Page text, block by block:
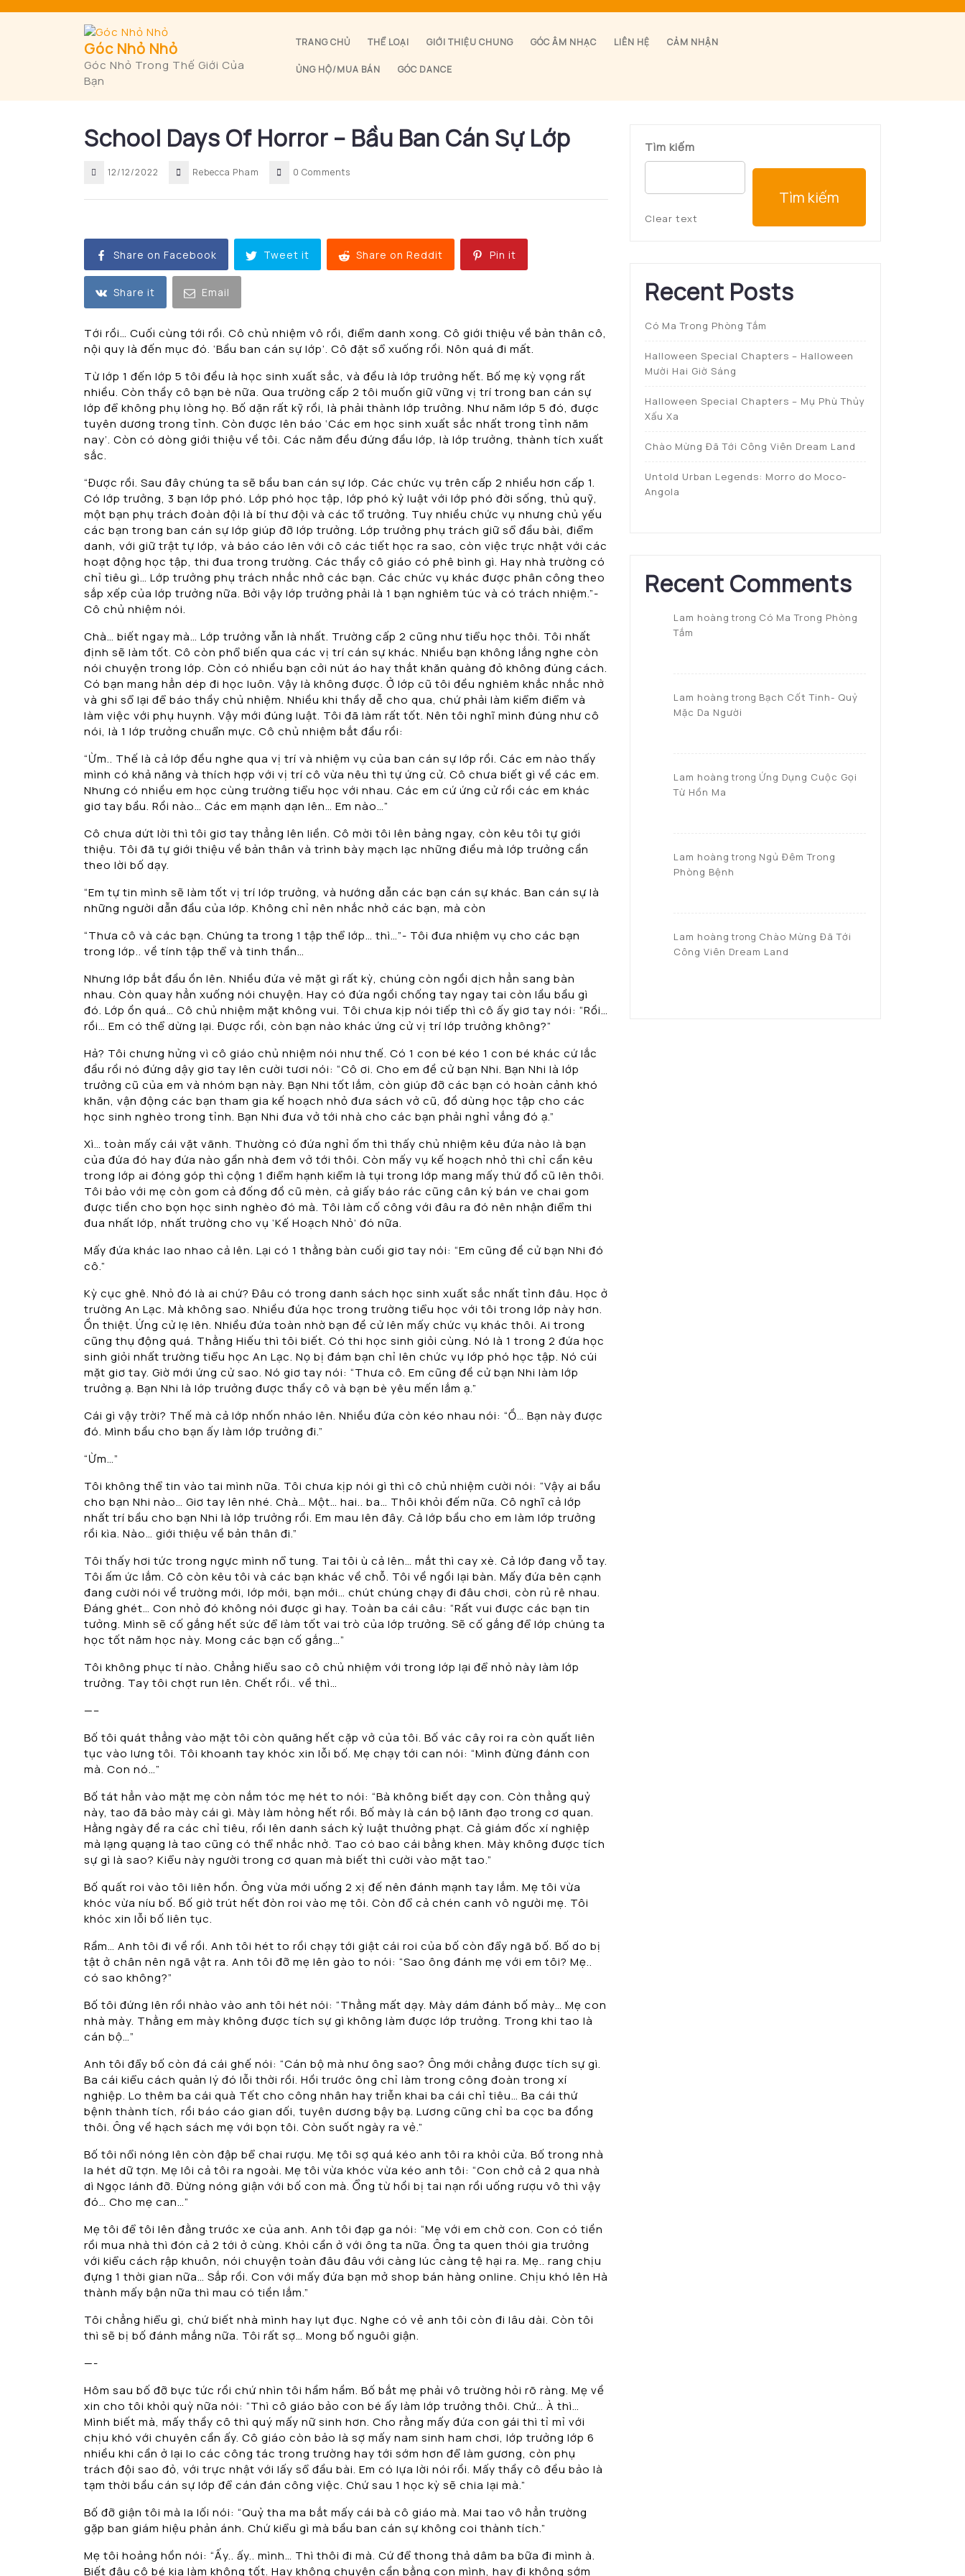
Góc Nhỏ Nhỏ
Góc Nhỏ Trong Thế Giới Của
Bạn
TRANG CHỦ THỂ LOẠI GIỚI THIỆU CHUNG GÓC ÂM NHẠC LIÊN HỆ CẢM NHẬN
ỦNG HỘ/MUA BÁN GÓC DANCE
School Days Of Horror – Bầu Ban Cán Sự Lớp
12/12/2022 Rebecca Pham 0 Comments
Share on Facebook Tweet it Share on Reddit Pin it
Share it Email
Tới rồi… Cuối cùng tới rồi. Cô chủ nhiệm vô rồi, điểm danh xong. Cô giới thiệu về bản thân cô,
nội quy là đến mục đó. ‘Bầu ban cán sự lớp’. Cô đặt sổ xuống rồi. Nôn quá đi mất.
Từ lớp 1 đến lớp 5 tôi đều là học sinh xuất sắc, và đều là lớp trưởng hết. Bố mẹ kỳ vọng rất
nhiều. Còn thầy cô bạn bè nữa. Qua trường cấp 2 tôi muốn giữ vững vị trí trong ban cán sự
lớp để không phụ lòng họ. Bố dặn rất kỹ rồi, là phải thành lớp trưởng. Như năm lớp 5 đó, được
tuyên dương trong tỉnh. Còn được lên báo ‘Các em học sinh xuất sắc nhất trong tỉnh năm
nay’. Còn có dòng giới thiệu về tôi. Các năm đều đứng đầu lớp, là lớp trưởng, thành tích xuất
sắc.
“Được rồi. Sau đây chúng ta sẽ bầu ban cán sự lớp. Các chức vụ trên cấp 2 nhiều hơn cấp 1.
Có lớp trưởng, 3 bạn lớp phó. Lớp phó học tập, lớp phó kỷ luật với lớp phó đời sống, thủ quỹ,
một bạn phụ trách đoàn đội là bí thư đội và các tổ trưởng. Tuy nhiều chức vụ nhưng chủ yếu
các bạn trong ban cán sự lớp giúp đỡ lớp trưởng. Lớp trưởng phụ trách giữ sổ đầu bài, điểm
danh, với giữ trật tự lớp, và báo cáo lên với cô các tiết học ra sao, còn việc trực nhật với các
hoạt động học tập, thi đua trong trường. Các thầy cô giáo có phê bình gì. Hay nhà trường có
chỉ tiêu gì… Lớp trưởng phụ trách nhắc nhở các bạn. Các chức vụ khác được phân công theo
sắp xếp của lớp trưởng nữa. Bởi vậy lớp trưởng phải là 1 bạn nghiêm túc và có trách nhiệm.”-
Cô chủ nhiệm nói.
Chà… biết ngay mà… Lớp trưởng vẫn là nhất. Trường cấp 2 cũng như tiểu học thôi. Tôi nhất
định sẽ làm tốt. Cô còn phổ biến qua các vị trí cán sự khác. Nhiều bạn không lắng nghe còn
nói chuyện trong lớp. Còn có nhiều bạn cởi nút áo hay thắt khăn quàng đỏ không đúng cách.
Có bạn mang hẳn dép đi học luôn. Vậy là không được. Ở lớp cũ tôi đều nghiêm khắc nhắc nhở
và ghi sổ lại để báo thầy chủ nhiệm. Nhiều khi thầy dễ cho qua, chứ phải làm kiểm điểm và
làm việc với phụ huynh. Vậy mới đúng luật. Tôi đã làm rất tốt. Nên tôi nghĩ mình đúng như cô
nói, là 1 lớp trưởng chuẩn mực. Cô chủ nhiệm bắt đầu rồi:
“Ừm.. Thế là cả lớp đều nghe qua vị trí và nhiệm vụ của ban cán sự lớp rồi. Các em nào thấy
mình có khả năng và thích hợp với vị trí cô vừa nêu thì tự ứng cử. Cô chưa biết gì về các em.
Nhưng có nhiều em học cùng trường tiểu học với nhau. Các em cứ ứng cử rồi các em khác
giơ tay bầu. Rồi nào… Các em mạnh dạn lên… Em nào…”
Cô chưa dứt lời thì tôi giơ tay thẳng lên liền. Cô mời tôi lên bảng ngay, còn kêu tôi tự giới
thiệu. Tôi đã tự giới thiệu về bản thân và trình bày mạch lạc những điều mà lớp trưởng cần
theo lời bố dạy.
“Em tự tin mình sẽ làm tốt vị trí lớp trưởng, và hướng dẫn các bạn cán sự khác. Ban cán sự là
những người dẫn đầu của lớp. Không chỉ nên nhắc nhở các bạn, mà còn
“Thưa cô và các bạn. Chúng ta trong 1 tập thể lớp… thì…”- Tôi đưa nhiệm vụ cho các bạn
trong lớp.. về tính tập thể và tinh thần…
Nhưng lớp bắt đầu ồn lên. Nhiều đứa vẻ mặt gì rất kỳ, chúng còn ngồi dịch hẳn sang bàn
nhau. Còn quay hẳn xuống nói chuyện. Hay có đứa ngồi chống tay ngay tai còn lầu bầu gì
đó. Lớp ồn quá… Cô chủ nhiệm mặt không vui. Tôi chưa kịp nói tiếp thì cô ấy giơ tay nói: “Rồi…
rồi… Em có thể dừng lại. Được rồi, còn bạn nào khác ứng cử vị trí lớp trưởng không?”
Hả? Tôi chưng hửng vì cô giáo chủ nhiệm nói như thế. Có 1 con bé kéo 1 con bé khác cứ lắc
đầu rồi nó đứng dậy giơ tay lên cười tươi nói: “Cô ơi. Cho em đề cử bạn Nhi. Bạn Nhi là lớp
trưởng cũ của em và nhóm bạn này. Bạn Nhi tốt lắm, còn giúp đỡ các bạn có hoàn cảnh khó
khăn, vận động các bạn tham gia kế hoạch nhỏ đưa sách vở cũ, đồ dùng học tập cho các
học sinh nghèo trong tỉnh. Bạn Nhi đưa vở tới nhà cho các bạn phải nghỉ vắng đó ạ.”
Xì… toàn mấy cái vặt vãnh. Thường có đứa nghỉ ốm thì thấy chủ nhiệm kêu đứa nào là bạn
của đứa đó hay đứa nào gần nhà đem vở tới thôi. Còn mấy vụ kế hoạch nhỏ thì chỉ cần kêu
trong lớp ai đóng góp thì cộng 1 điểm hạnh kiểm là tụi trong lớp mang mấy thứ đồ cũ lên thôi.
Tôi bảo với mẹ còn gom cả đống đồ cũ mèn, cả giấy báo rác cũng cân ký bán ve chai gom
được tiền cho bọn học sinh nghèo đó mà. Tôi làm cố công với đâu ra đó nên nhận điểm thi
đua nhất lớp, nhất trường cho vụ ‘Kế Hoạch Nhỏ’ đó nữa.
Mấy đứa khác lao nhao cả lên. Lại có 1 thằng bàn cuối giơ tay nói: “Em cũng đề cử bạn Nhi đó
cô.”
Kỳ cục ghê. Nhỏ đó là ai chứ? Đâu có trong danh sách học sinh xuất sắc nhất tỉnh đâu. Học ở
trường An Lạc. Mà không sao. Nhiều đứa học trong trường tiểu học với tôi trong lớp này hơn.
Ồn thiệt. Ứng cử lẹ lên. Nhiều đứa toàn nhờ bạn đề cử lên mấy chức vụ khác thôi. Ai trong
cũng thụ động quá. Thằng Hiếu thì tôi biết. Có thi học sinh giỏi cùng. Nó là 1 trong 2 đứa học
sinh giỏi nhất trường tiểu học An Lạc. Nọ bị đám bạn chỉ lên chức vụ lớp phó học tập. Nó cúi
mặt giơ tay. Giờ mới ứng cử sao. Nó giơ tay nói: “Thưa cô. Em cũng đề cử bạn Nhi làm lớp
trưởng ạ. Bạn Nhi là lớp trưởng được thầy cô và bạn bè yêu mến lắm ạ.”
Cái gì vậy trời? Thế mà cả lớp nhốn nháo lên. Nhiều đứa còn kéo nhau nói: “Ồ… Bạn này được
đó. Mình bầu cho bạn ấy làm lớp trưởng đi.”
“Ừm…”
Tôi không thể tin vào tai mình nữa. Tôi chưa kịp nói gì thì cô chủ nhiệm cười nói: “Vậy ai bầu
cho bạn Nhi nào… Giơ tay lên nhé. Chà… Một… hai.. ba… Thôi khỏi đếm nữa. Cô nghĩ cả lớp
nhất trí bầu cho bạn Nhi là lớp trưởng rồi. Em mau lên đây. Cả lớp bầu cho em làm lớp trưởng
rồi kìa. Nào… giới thiệu về bản thân đi.”
Tôi thấy hơi tức trong ngực mình nổ tung. Tai tôi ù cả lên… mắt thì cay xè. Cả lớp đang vỗ tay.
Tôi ấm ức lắm. Cô còn kêu tôi và các bạn khác về chỗ. Tôi về ngồi lại bàn. Mấy đứa bên cạnh
đang cười nói về trường mới, lớp mới, bạn mới… chút chúng chạy đi đâu chơi, còn rủ rê nhau.
Đáng ghét… Con nhỏ đó không nói được gì hay. Toàn ba cái câu: “Rất vui được các bạn tin
tưởng. Mình sẽ cố gắng hết sức để làm tốt vai trò của lớp trưởng. Sẽ cố gắng để lớp chúng ta
học tốt năm học này. Mong các bạn cố gắng…”
Tôi không phục tí nào. Chẳng hiểu sao cô chủ nhiệm với trong lớp lại để nhỏ này làm lớp
trưởng. Tay tôi chợt run lên. Chết rồi.. về thì…
—–
Bố tôi quát thẳng vào mặt tôi còn quăng hết cặp vở của tôi. Bố vác cây roi ra còn quất liên
tục vào lưng tôi. Tôi khoanh tay khóc xin lỗi bố. Mẹ chạy tới can nói: “Mình đừng đánh con
mà. Con nó…”
Bố tát hẳn vào mặt mẹ còn nắm tóc mẹ hét to nói: “Bà không biết dạy con. Còn thằng quỷ
này, tao đã bảo mày cái gì. Mày làm hỏng hết rồi. Bố mày là cán bộ lãnh đạo trong cơ quan.
Hằng ngày đề ra các chỉ tiêu, rồi lên danh sách kỷ luật thưởng phạt. Cả giám đốc xí nghiệp
mà lạng quạng là tao cũng có thể nhắc nhở. Tao có bao cái bằng khen. Mày không được tích
sự gì là sao? Kiểu này người trong cơ quan mà biết thì cười vào mặt tao.”
Bố quất roi vào tôi liên hồn. Ông vừa mới uống 2 xị đế nên đánh mạnh tay lắm. Mẹ tôi vừa
khóc vừa níu bố. Bố giờ trút hết đòn roi vào mẹ tôi. Còn đổ cả chén canh vô người mẹ. Tôi
khóc xin lỗi bố liên tục.
Rầm… Anh tôi đi về rồi. Anh tôi hét to rồi chạy tới giật cái roi của bố còn đẩy ngã bố. Bố do bị
tật ở chân nên ngã vật ra. Anh tôi đỡ mẹ lên gào to nói: “Sao ông đánh mẹ với em tôi? Mẹ..
có sao không?”
Bố tôi đứng lên rồi nhào vào anh tôi hét nói: “Thằng mất dạy. Mày dám đánh bố mày… Mẹ con
nhà mày. Thằng em mày không được tích sự gì không làm được lớp trưởng. Trong khi tao là
cán bộ…”
Anh tôi đẩy bố còn đá cái ghế nói: “Cán bộ mà như ông sao? Ông mới chẳng được tích sự gì.
Ba cái kiểu cách quản lý đó lỗi thời rồi. Hồi trước ông chỉ làm trong công đoàn trong xí
nghiệp. Lo thêm ba cái quà Tết cho công nhân hay triễn khai ba cái chỉ tiêu… Ba cái thứ
bệnh thành tích, rồi báo cáo gian dối, tuyên dương bậy bạ. Lương cũng chỉ ba cọc ba đồng
thôi. Ông về hạch sách mẹ với bọn tôi. Còn suốt ngày ra vẻ.”
Bố tôi nổi nóng lên còn đập bể chai rượu. Mẹ tôi sợ quá kéo anh tôi ra khỏi cửa. Bố trong nhà
la hét dữ tợn. Mẹ lôi cả tôi ra ngoài. Mẹ tôi vừa khóc vừa kéo anh tôi: “Con chở cả 2 qua nhà
dì Ngọc lánh đỡ. Đừng nóng giận với bố con mà. Ổng từ hồi bị tai nạn rồi uống rượu vô thì vậy
đó… Cho mẹ can…”
Mẹ tôi để tôi lên đằng trước xe của anh. Anh tôi đạp ga nói: “Mẹ với em chờ con. Con có tiền
rồi mua nhà thì đón cả 2 tới ở cùng. Khỏi cần ở với ông ta nữa. Ông ta quen thói gia trưởng
với kiểu cách rập khuôn, nói chuyện toàn đâu đâu với càng lúc càng tệ hại ra. Mẹ.. rang chịu
đựng 1 thời gian nữa… Sắp rồi. Con với mấy đứa bạn mở shop bán hàng online. Chịu khó lên Hà
thành mấy bận nữa thì mau có tiền lắm.”
Tôi chẳng hiểu gì, chứ biết nhà mình hay lụt đục. Nghe có vẻ anh tôi còn đi lâu dài. Còn tôi
thì sẽ bị bố đánh mắng nữa. Tôi rất sợ… Mong bố nguôi giận.
—-
Hôm sau bố đỡ bực tức rồi chứ nhìn tôi hầm hầm. Bố bắt mẹ phải vô trường hỏi rõ ràng. Mẹ về
xin cho tôi khỏi quỳ nữa nói: “Thì cô giáo bảo con bé ấy làm lớp trưởng thôi. Chứ… À thì…
Mình biết mà, mấy thầy cô thì quý mấy nữ sinh hơn. Cho rằng mấy đứa con gái thì tỉ mỉ với
chịu khó với chuyên cần ấy. Cô giáo còn bảo là sợ mấy nam sinh ham chơi, lớp trưởng lớp 6
nhiều khi cần ở lại lo các công tác trong trường hay tới sớm hơn để làm gương, còn phụ
trách đội sao đỏ, với trực nhật với lấy sổ đầu bài. Em có lựa lời nói rồi. Mấy thầy cô đều bảo là
tạm thời bầu cán sự lớp để cán đán công việc. Chứ sau 1 học kỳ sẽ chia lại mà.”
Bố đỡ giận tôi mà la lối nói: “Quỷ tha ma bắt mấy cái bà cô giáo mà. Mai tao vô hẳn trường
gặp ban giám hiệu phản ánh. Chứ kiểu gì mà bầu ban cán sự không coi thành tích.”
Mẹ tôi hoảng hồn nói: “Ấy.. ấy.. mình… Thì thôi đi mà. Cứ để thong thả dâm ba bữa đi mình à.
Biết đâu cô bé kia làm không tốt. Hay không chuyên cần bằng con mình, hay đi không sớm
Tìm kiếm
Clear text
Tìm kiếm
Recent Posts
Có Ma Trong Phòng Tắm
Halloween Special Chapters – Halloween
Mười Hai Giờ Sáng
Halloween Special Chapters – Mụ Phù Thủy
Xấu Xa
Chào Mừng Đã Tới Công Viên Dream Land
Untold Urban Legends: Morro do Moco-
Angola
Recent Comments
Lam hoàng trong Có Ma Trong Phòng
Tắm
Lam hoàng trong Bạch Cốt Tinh- Quỷ
Mặc Da Người
Lam hoàng trong Ứng Dụng Cuộc Gọi
Từ Hồn Ma
Lam hoàng trong Ngủ Đêm Trong
Phòng Bệnh
Lam hoàng trong Chào Mừng Đã Tới
Công Viên Dream Land